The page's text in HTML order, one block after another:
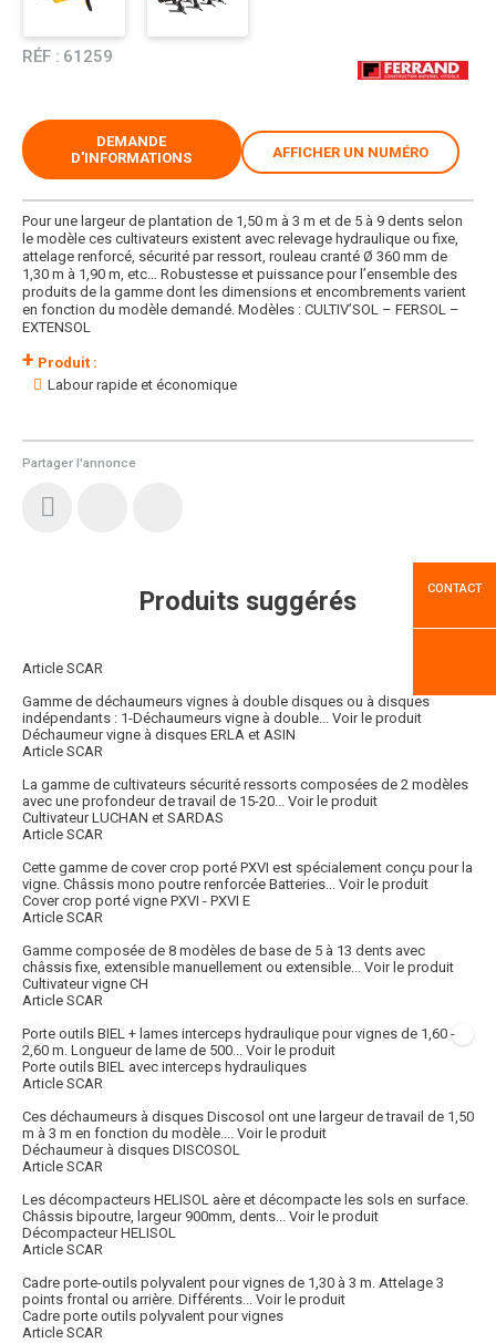
RÉF : 61259
+ Produit :
Labour rapide et économique
Partager l'annonce
Pour une largeur de plantation de 1,50 m à 3 m et de 5 à 9 dents selon
le modèle ces cultivateurs existent avec relevage hydraulique ou fixe,
attelage renforcé, sécurité par ressort, rouleau cranté Ø 360 mm de
1,30 m à 1,90 m, etc… Robustesse et puissance pour l’ensemble des
produits de la gamme dont les dimensions et encombrements varient
en fonction du modèle demandé. Modèles : CULTIV’SOL – FERSOL –
EXTENSOL
DEMANDE
D'INFORMATIONS
AFFICHER UN NUMÉRO
Produits suggérés
Article SCAR
Gamme de déchaumeurs vignes à double disques ou à disques
indépendants : 1-Déchaumeurs vigne à double... Voir le produit
Déchaumeur vigne à disques ERLA et ASIN
Article SCAR
La gamme de cultivateurs sécurité ressorts composées de 2 modèles
avec une profondeur de travail de 15-20... Voir le produit
Cultivateur LUCHAN et SARDAS
Article SCAR
Cette gamme de cover crop porté PXVI est spécialement conçu pour la
vigne. Châssis mono poutre renforcée Batteries... Voir le produit
Cover crop porté vigne PXVI - PXVI E
Article SCAR
Gamme composée de 8 modèles de base de 5 à 13 dents avec
châssis fixe, extensible manuellement ou extensible... Voir le produit
Cultivateur vigne CH
Article SCAR
Porte outils BIEL + lames interceps hydraulique pour vignes de 1,60 -
2,60 m. Longueur de lame de 500... Voir le produit
Porte outils BIEL avec interceps hydrauliques
Article SCAR
Ces déchaumeurs à disques Discosol ont une largeur de travail de 1,50
m à 3 m en fonction du modèle.... Voir le produit
Déchaumeur à disques DISCOSOL
Article SCAR
Les décompacteurs HELISOL aère et décompacte les sols en surface.
Châssis bipoutre, largeur 900mm, dents... Voir le produit
Décompacteur HELISOL
Article SCAR
Cadre porte-outils polyvalent pour vignes de 1,30 à 3 m. Attelage 3
points frontal ou arrière. Différents... Voir le produit
Cadre porte outils polyvalent pour vignes
Article SCAR
CONTACT